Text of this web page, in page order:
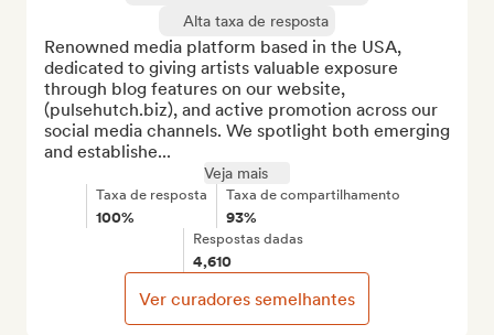
Alta taxa de resposta
Renowned media platform based in the USA,
dedicated to giving artists valuable exposure
through blog features on our website,
(pulsehutch.biz), and active promotion across our
social media channels. We spotlight both emerging
and establishe...
Veja mais
Taxa de resposta
100%
Taxa de compartilhamento
93%
Respostas dadas
4,610
Ver curadores semelhantes